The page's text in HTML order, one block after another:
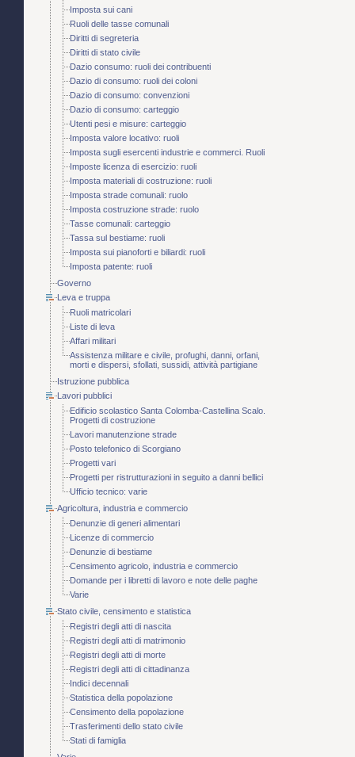
Imposta sui cani
Ruoli delle tasse comunali
Diritti di segreteria
Diritti di stato civile
Dazio consumo: ruoli dei contribuenti
Dazio di consumo: ruoli dei coloni
Dazio di consumo: convenzioni
Dazio di consumo: carteggio
Utenti pesi e misure: carteggio
Imposta valore locativo: ruoli
Imposta sugli esercenti industrie e commerci. Ruoli
Imposte licenza di esercizio: ruoli
Imposta materiali di costruzione: ruoli
Imposta strade comunali: ruolo
Imposta costruzione strade: ruolo
Tasse comunali: carteggio
Tassa sul bestiame: ruoli
Imposta sui pianoforti e biliardi: ruoli
Imposta patente: ruoli
Governo
Leva e truppa
Ruoli matricolari
Liste di leva
Affari militari
Assistenza militare e civile, profughi, danni, orfani,
morti e dispersi, sfollati, sussidi, attività partigiane
Istruzione pubblica
Lavori pubblici
Edificio scolastico Santa Colomba-Castellina Scalo.
Progetti di costruzione
Lavori manutenzione strade
Posto telefonico di Scorgiano
Progetti vari
Progetti per ristrutturazioni in seguito a danni bellici
Ufficio tecnico: varie
Agricoltura, industria e commercio
Denunzie di generi alimentari
Licenze di commercio
Denunzie di bestiame
Censimento agricolo, industria e commercio
Domande per i libretti di lavoro e note delle paghe
Varie
Stato civile, censimento e statistica
Registri degli atti di nascita
Registri degli atti di matrimonio
Registri degli atti di morte
Registri degli atti di cittadinanza
Indici decennali
Statistica della popolazione
Censimento della popolazione
Trasferimenti dello stato civile
Stati di famiglia